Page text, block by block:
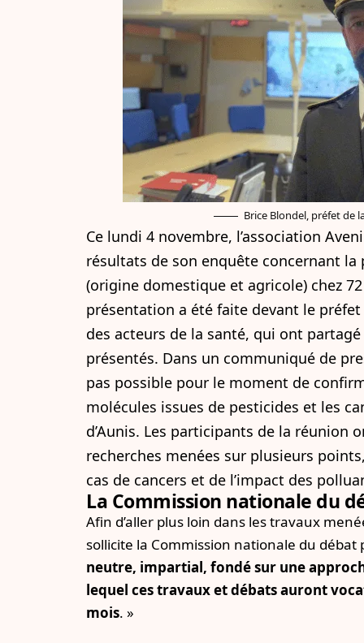
Brice Blondel, préfet de
Ce lundi 4 novembre, l’association
résultats de son enquête concernant la
(origine domestique et agricole) chez
présentation a été faite devant le
des acteurs de la santé, qui ont
présentés. Dans un communiqué de
pas possible pour le moment de
molécules issues de pesticides et les
d’Aunis. Les participants de la
recherches menées sur plusieurs
cas de cancers et de l’impact des
La Commission nationale du
Afin d’aller plus loin dans les travaux
sollicite la Commission nationale du débat
neutre, impartial, fondé sur une
lequel ces travaux et débats auront
mois. »